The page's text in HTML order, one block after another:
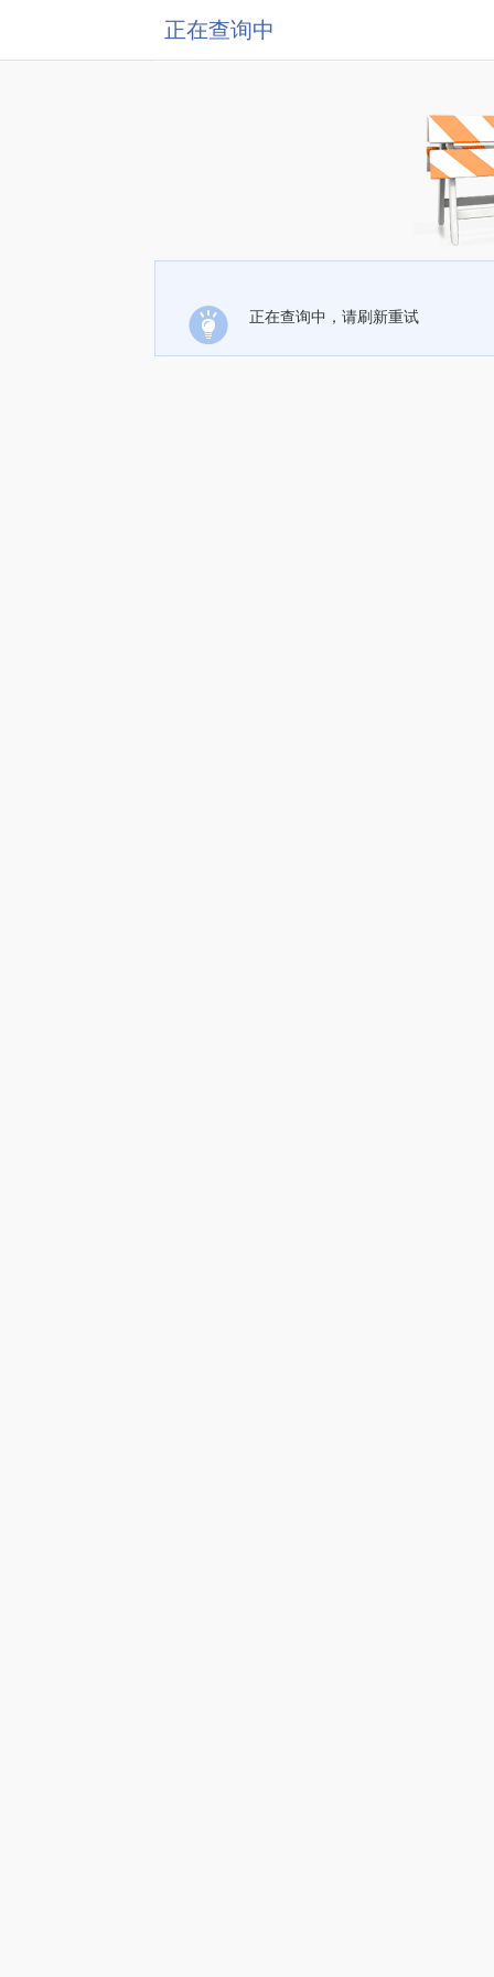
正在查询中
正在查询中，请刷新重试